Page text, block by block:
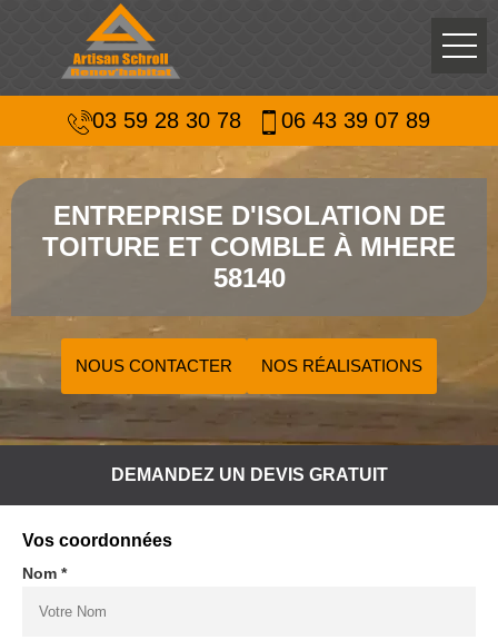
03 59 28 30 78 06 43 39 07 89
ENTREPRISE D'ISOLATION DE
TOITURE ET COMBLE À MHERE
58140
NOUS CONTACTER NOS RÉALISATIONS
DEMANDEZ UN DEVIS GRATUIT
Vos coordonnées
Nom *